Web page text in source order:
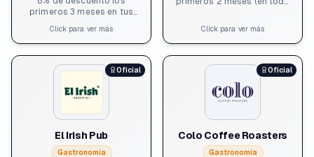
primeros 3 meses en tus
Click para ver más Click para ver más
Oficial
El Irish Pub
Gastronomía
Oficial
Colo Coffee Roasters
Gastronomía